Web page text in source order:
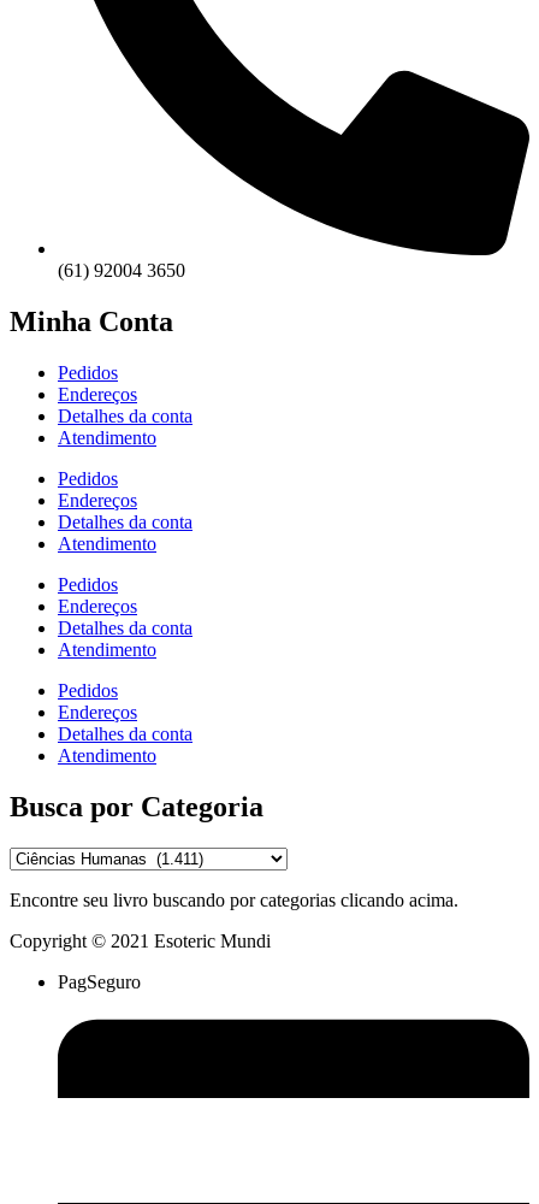
(61) 92004 3650
Minha Conta
Pedidos
Endereços
Detalhes da conta
Atendimento
Pedidos
Endereços
Detalhes da conta
Atendimento
Pedidos
Endereços
Detalhes da conta
Atendimento
Pedidos
Endereços
Detalhes da conta
Atendimento
Busca por Categoria
Encontre seu livro buscando por categorias clicando acima.
Copyright © 2021 Esoteric Mundi
PagSeguro